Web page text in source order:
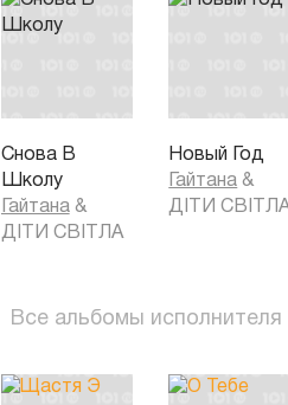
Снова В
Школу
Гайтана &
ДІТИ СВІТЛА
Новый Год
Гайтана &
ДІТИ
Все альбомы исполнителя